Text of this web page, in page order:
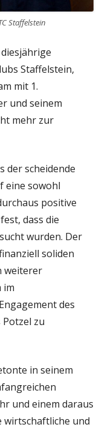
Staffelstein
Staffelstein,
mit 1.
und seinem
mehr zur
der scheidende
eine sowohl
positive
dass die
wurden. Der
soliden
weiterer
im
des
zu
in seinem
und einem daraus
wirtschaftliche und